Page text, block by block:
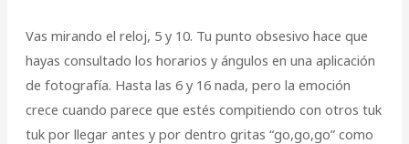
Vas mirando el reloj, 5 y 10. Tu punto obsesivo hace que
hayas consultado los horarios y ángulos en una aplicación
de fotografía. Hasta las 6 y 16 nada, pero la emoción
crece cuando parece que estés compitiendo con otros tuk
tuk por llegar antes y por dentro gritas “go,go,go” como